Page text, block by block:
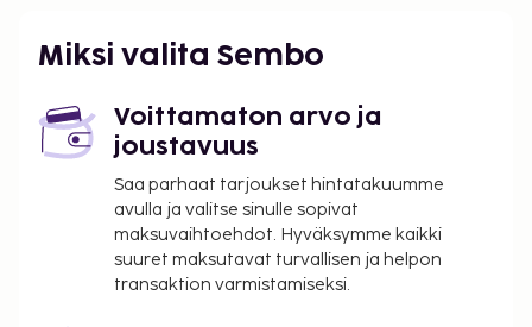
Miksi valita Sembo
Voittamaton arvo ja
joustavuus
Saa parhaat tarjoukset hintatakuumme
avulla ja valitse sinulle sopivat
maksuvaihtoehdot. Hyväksymme kaikki
suuret maksutavat turvallisen ja helpon
transaktion varmistamiseksi.